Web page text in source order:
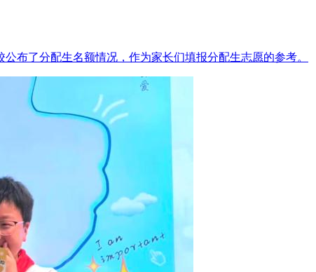
布了分配生名额情况，作为家长们填报分配生志愿的参考。